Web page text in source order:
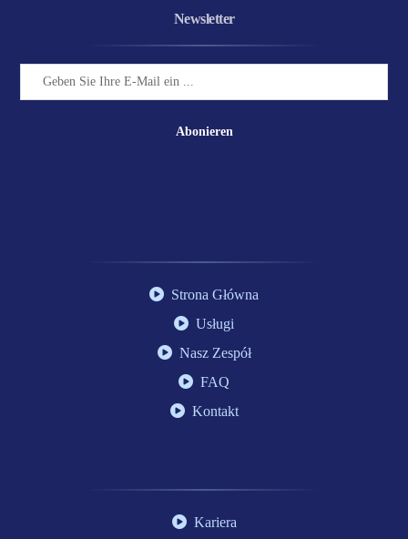
Newsletter
Abonieren
Strona Główna
Usługi
Nasz Zespół
FAQ
Kontakt
Kariera